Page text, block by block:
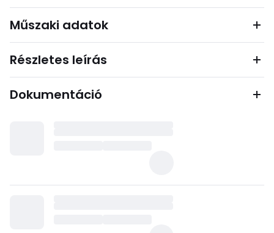
Műszaki adatok
Részletes leírás
Dokumentáció